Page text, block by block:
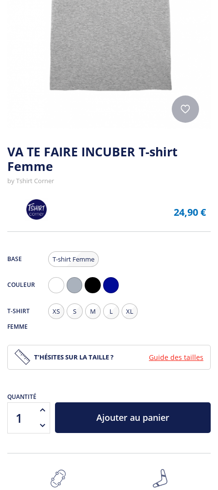
VA TE FAIRE INCUBER T-shirt
Femme
byTshirt Corner
24,90 €
BASE T-shirt Femme
COULEUR
Chiné
T-SHIRT
FEMME
XS S M L XL
T’HÉSITES SUR LA TAILLE ? Guide des tailles
QUANTITÉ
Ajouter au panier